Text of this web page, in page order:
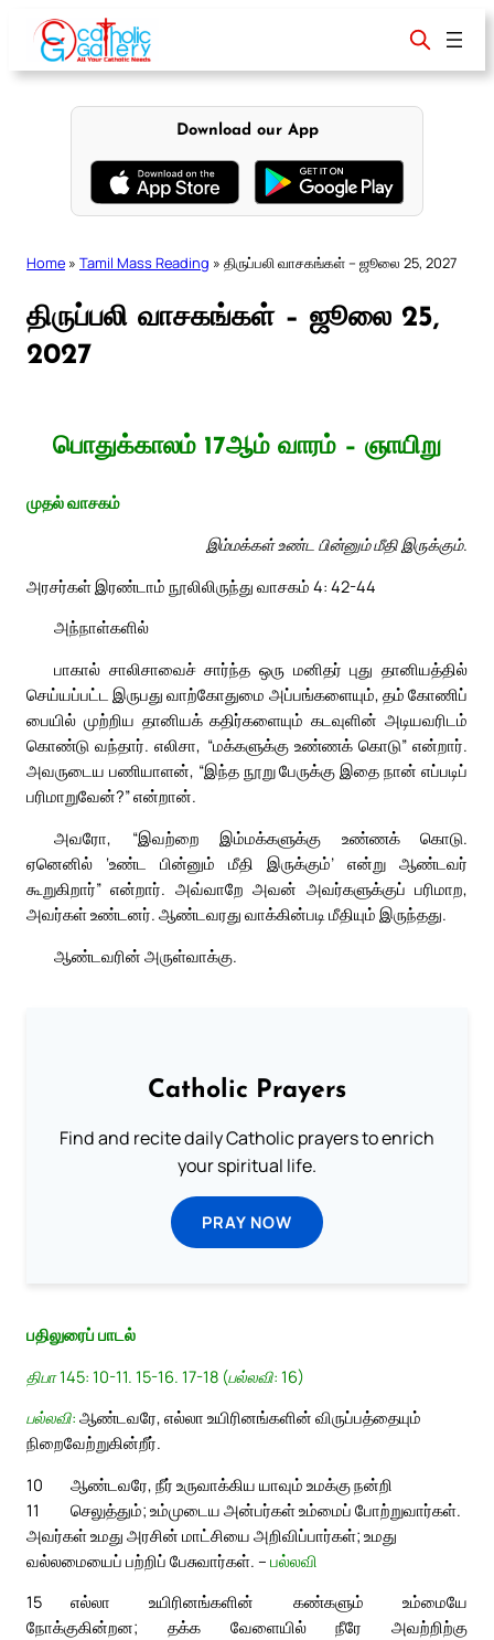
content
Download our App
Home » Tamil Mass Reading » திருப்பலி வாசகங்கள் – ஜூலை 25, 2027
திருப்பலி வாசகங்கள் – ஜூலை 25,
2027
பொதுக்காலம் 17ஆம் வாரம் – ஞாயிறு
முதல் வாசகம்
இம்மக்கள் உண்ட பின்னும் மீதி இருக்கும்.
அரசர்கள் இரண்டாம் நூலிலிருந்து வாசகம் 4: 42-44
அந்நாள்களில்
பாகால் சாலிசாவைச் சார்ந்த ஒரு மனிதர் புது தானியத்தில்
செய்யப்பட்ட இருபது வாற்கோதுமை அப்பங்களையும், தம் கோணிப்
பையில் முற்றிய தானியக் கதிர்களையும் கடவுளின் அடியவரிடம்
கொண்டு வந்தார். எலிசா, “மக்களுக்கு உண்ணக் கொடு” என்றார்.
அவருடைய பணியாளன், “இந்த நூறு பேருக்கு இதை நான் எப்படிப்
பரிமாறுவேன்?” என்றான்.
அவரோ, “இவற்றை இம்மக்களுக்கு உண்ணக் கொடு.
ஏனெனில் ‘உண்ட பின்னும் மீதி இருக்கும்’ என்று ஆண்டவர்
கூறுகிறார்” என்றார். அவ்வாறே அவன் அவர்களுக்குப் பரிமாற,
அவர்கள் உண்டனர். ஆண்டவரது வாக்கின்படி மீதியும் இருந்தது.
ஆண்டவரின் அருள்வாக்கு.
Catholic Prayers
Find and recite daily Catholic prayers to enrich
your spiritual life.
PRAY NOW
பதிலுரைப் பாடல்
திபா 145: 10-11. 15-16. 17-18 (பல்லவி: 16)
பல்லவி: ஆண்டவரே, எல்லா உயிரினங்களின் விருப்பத்தையும்
நிறைவேற்றுகின்றீர்.
10
ஆண்டவரே, நீர் உருவாக்கிய யாவும் உமக்கு நன்றி
செலுத்தும்; உம்முடைய அன்பர்கள் உம்மைப் போற்றுவார்கள்.
11
அவர்கள் உமது அரசின் மாட்சியை அறிவிப்பார்கள்; உமது
வல்லமையைப் பற்றிப் பேசுவார்கள். – பல்லவி
15
எல்லா உயிரினங்களின் கண்களும் உம்மையே
நோக்குகின்றன; தக்க வேளையில் நீரே அவற்றிற்கு